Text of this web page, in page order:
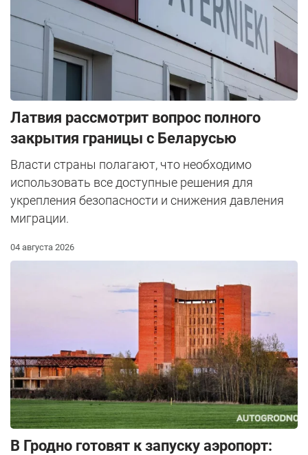
Латвия рассмотрит вопрос полного
закрытия границы с Беларусью
Власти страны полагают, что необходимо
использовать все доступные решения для
укрепления безопасности и снижения давления
миграции.
04 августа 2026
В Гродно готовят к запуску аэропорт: